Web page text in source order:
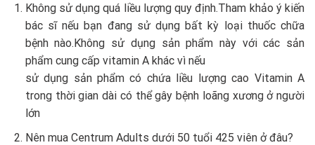
Không sử dụng quá liều lượng quy định.Tham khảo ý kiến
bác sĩ nếu bạn đang sử dụng bất kỳ loại thuốc chữa
bệnh nào.Không sử dụng sản phẩm này với các sản
phẩm cung cấp vitamin A khác vì nếu
sử dụng sản phẩm có chứa liều lượng cao Vitamin A
trong thời gian dài có thể gây bệnh loãng xương ở người
lớn
Nên mua Centrum Adults dưới 50 tuổi 425 viên ở đâu?